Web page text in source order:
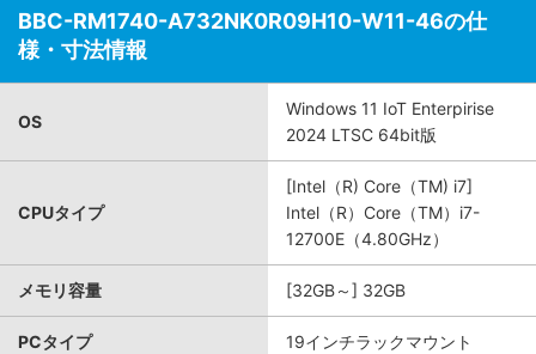
BBC-RM1740-A732NK0R09H10-W11-46の仕
様・寸法情報
OS
Windows 11 IoT Enterpirise
2024 LTSC 64bit版
CPUタイプ
[Intel（R) Core（TM) i7]
Intel（R）Core（TM）i7-
12700E（4.80GHz）
メモリ容量 [32GB～] 32GB
PCタイプ 19インチラックマウント